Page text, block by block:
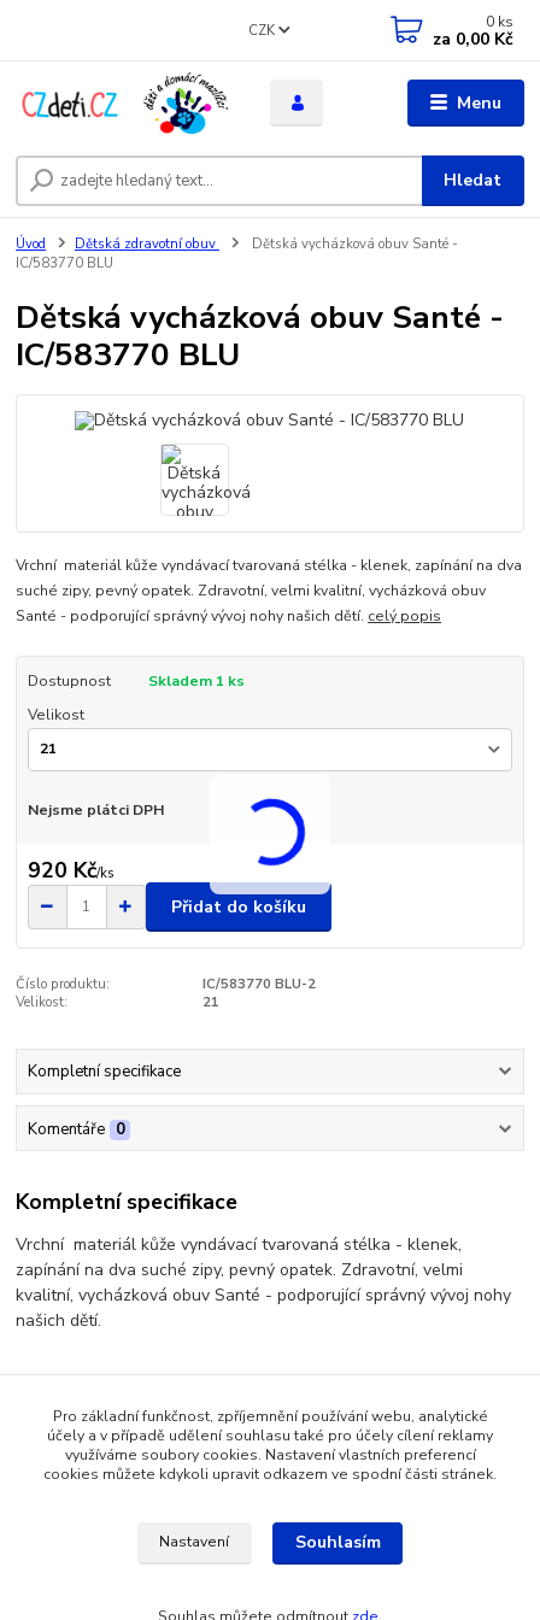
Menu
CZK
Hledat
0 ks
za 0,00 Kč
Úvod Dětská zdravotní obuv
Dětská vycházková obuv Santé -
IC/583770 BLU
Dětská vycházková obuv Santé -
IC/583770 BLU
Vrchní materiál kůže vyndávací tvarovaná stélka - klenek, zapínání na dva
suché zipy, pevný opatek. Zdravotní, velmi kvalitní, vycházková obuv
Santé - podporující správný vývoj nohy našich dětí. celý popis
Dostupnost
Skladem 1 ks
Velikost
Nejsme plátci DPH
920 Kč/ks
Přidat do košíku
Číslo produktu:
IC/583770 BLU-2
Velikost:
21
Kompletní specifikace
Komentáře 0
Kompletní specifikace
Vrchní materiál kůže vyndávací tvarovaná stélka - klenek,
zapínání na dva suché zipy, pevný opatek. Zdravotní, velmi
kvalitní, vycházková obuv Santé - podporující správný vývoj nohy
našich dětí.
Zboží zařazeno v kategoriích
Dětská zdravotní obuv
Pro základní funkčnost, zpříjemnění používání webu, analytické
účely a v případě udělení souhlasu také pro účely cílení reklamy
využíváme soubory cookies. Nastavení vlastních preferencí
cookies můžete kdykoli upravit odkazem ve spodní části stránek.
Nastavení Souhlasím